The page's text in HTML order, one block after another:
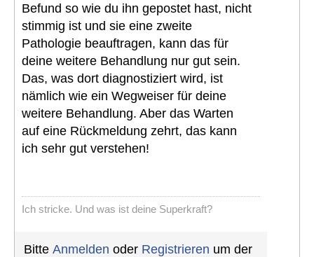
Befund so wie du ihn gepostet hast, nicht
stimmig ist und sie eine zweite
Pathologie beauftragen, kann das für
deine weitere Behandlung nur gut sein.
Das, was dort diagnostiziert wird, ist
nämlich wie ein Wegweiser für deine
weitere Behandlung. Aber das Warten
auf eine Rückmeldung zehrt, das kann
ich sehr gut verstehen!
Ich stricke. Und was ist deine Superkraft?
Bitte Anmelden oder Registrieren um der